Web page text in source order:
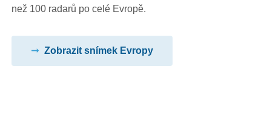
než 100 radarů po celé Evropě.
Zobrazit snímek Evropy